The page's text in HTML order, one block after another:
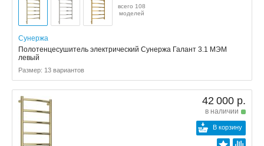
всего 108
моделей
Сунержа
Полотенцесушитель электрический Сунержа Галант 3.1 МЭМ
левый
Размер: 13 вариантов
42 000 р.
в наличии
В корзину